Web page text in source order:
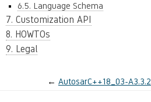
6.5. Language Schema
7. Customization API
8. HOWTOs
9. Legal
← AutosarC++18_03-A3.3.2